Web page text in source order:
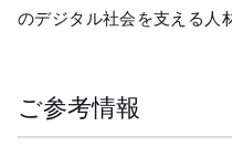
のデジタル社会を支える人
ご参考情報